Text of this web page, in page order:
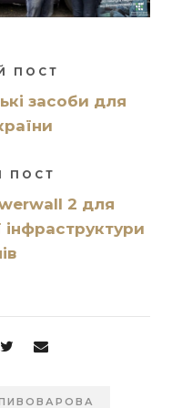
ПОСТ
засоби для
ПОСТ
2 для
інфраструктури